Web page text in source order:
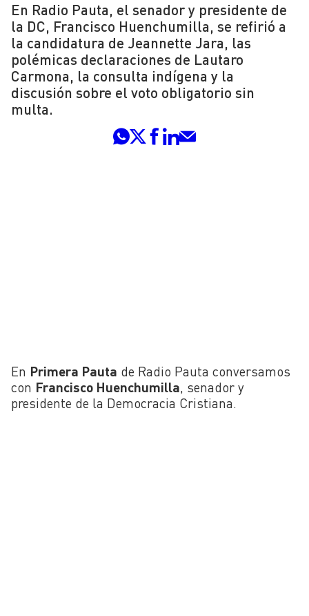
En Radio Pauta, el senador y presidente de
la DC, Francisco Huenchumilla, se refirió a
la candidatura de Jeannette Jara, las
polémicas declaraciones de Lautaro
Carmona, la consulta indígena y la
discusión sobre el voto obligatorio sin
multa.
En Primera Pauta de Radio Pauta conversamos
con Francisco Huenchumilla , senador y
presidente de la Democracia Cristiana.